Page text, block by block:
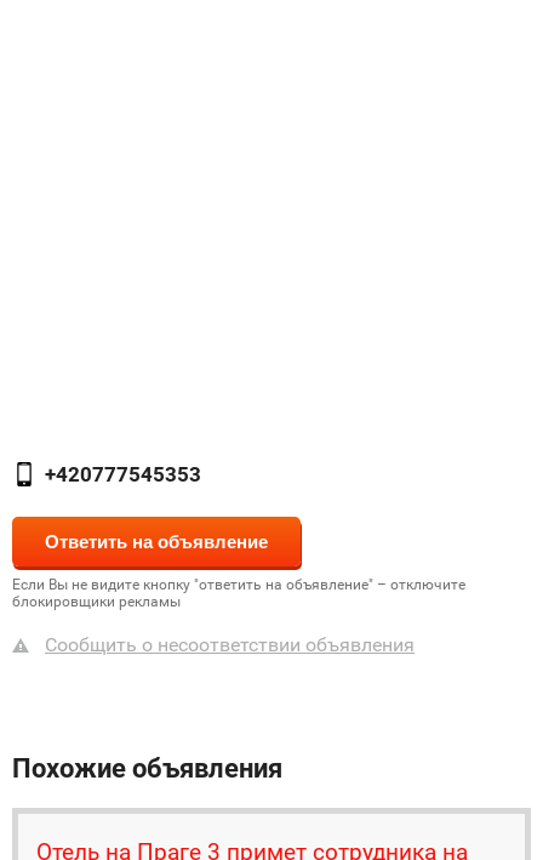
+420777545353
Если Вы не видите кнопку "ответить на объявление" – отключите
блокировщики рекламы
Сообщить о несоответствии объявления
Похожие объявления
Отель на Праге 3 примет сотрудника на